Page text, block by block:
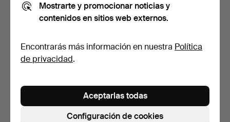
11 pujas
443 USD
seleccionado
14 pujas
95 USD
Mostrarte y promocionar noticias y
contenidos en sitios web externos.
Encontrarás más información en nuestra Política
de privacidad.
Configuración de cookies
Aceptarlas todas